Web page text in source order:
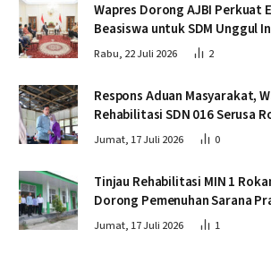
Wapres Dorong AJBI Perkuat
Beasiswa untuk SDM Unggul
Rabu, 22 Juli 2026 2
Respons Aduan Masyarakat,
Rehabilitasi SDN 016 Serusa
Jumat, 17 Juli 2026 0
Tinjau Rehabilitasi MIN 1
Dorong Pemenuhan Sarana
Jumat, 17 Juli 2026 1